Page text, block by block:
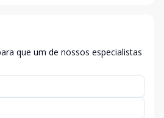
que um de nossos especialistas